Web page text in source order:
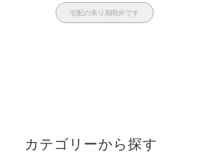
宅配の承り期間外です
カテゴリーから探す